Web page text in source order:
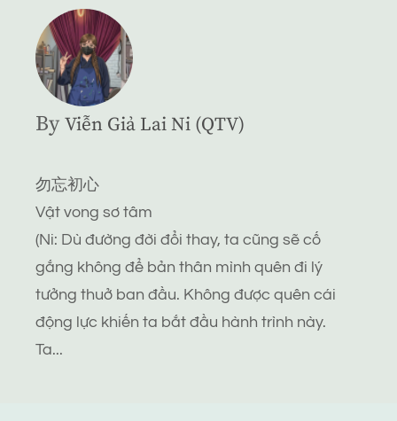
By Viễn Giả Lai Ni (QTV)
勿忘初心
Vật vong sơ tâm
(Ni: Dù đường đời đổi thay, ta cũng sẽ cố
gắng không để bản thân mình quên đi lý
tưởng thuở ban đầu. Không được quên cái
động lực khiến ta bắt đầu hành trình này.
Ta...